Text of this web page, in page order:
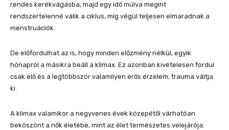
rendes kerékvágásba, majd egy idő múlva megint
rendszertelenné válik a ciklus, míg végül teljesen elmaradnak a
menstruációk.
De előfordulhat az is, hogy minden előzmény nélkül, egyik
hónapról a másikra beáll a klimax. Ez azonban kivételesen fordul
csak elő és a legtöbbször valamilyen erős érzelem, trauma váltja
ki.
A klimax valamikor a negyvenes évek közepétől várhatóan
beköszönt a nők életébe, mint az élet természetes velejárója.